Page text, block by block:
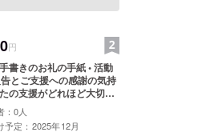
円
とご支援への感謝の気持
ど感謝しているかをお伝
：0人
予定：2025年12月